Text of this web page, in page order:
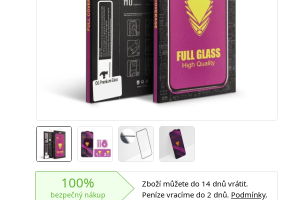
100%
bezpečný nákup
Zboží můžete do 14 dnů vrátit.
Peníze vracíme do 2 dnů. Podmínky.